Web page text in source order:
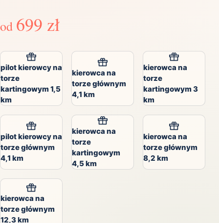
od 699 zł
pilot kierowcy na
torze
kartingowym 1,5
km
kierowca na
torze głównym
4,1 km
kierowca na
torze
kartingowym 3
km
pilot kierowcy na
torze głównym
4,1 km
kierowca na
torze
kartingowym
4,5 km
kierowca na
torze głównym
8,2 km
kierowca na
torze głównym
12,3 km